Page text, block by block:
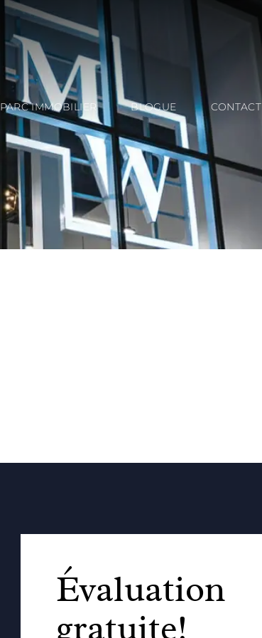
PARC IMMOBILIER BLOGUE CONTACT
Évaluation
gratuite!